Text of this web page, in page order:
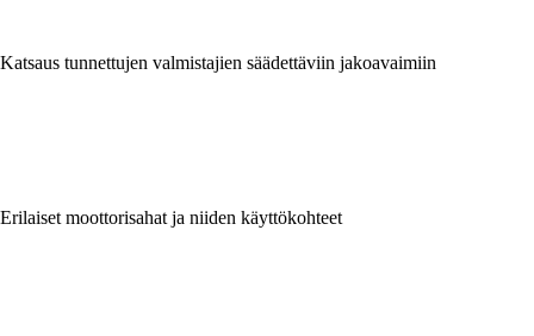
Katsaus tunnettujen valmistajien säädettäviin jakoavaimiin
Erilaiset moottorisahat ja niiden käyttökohteet